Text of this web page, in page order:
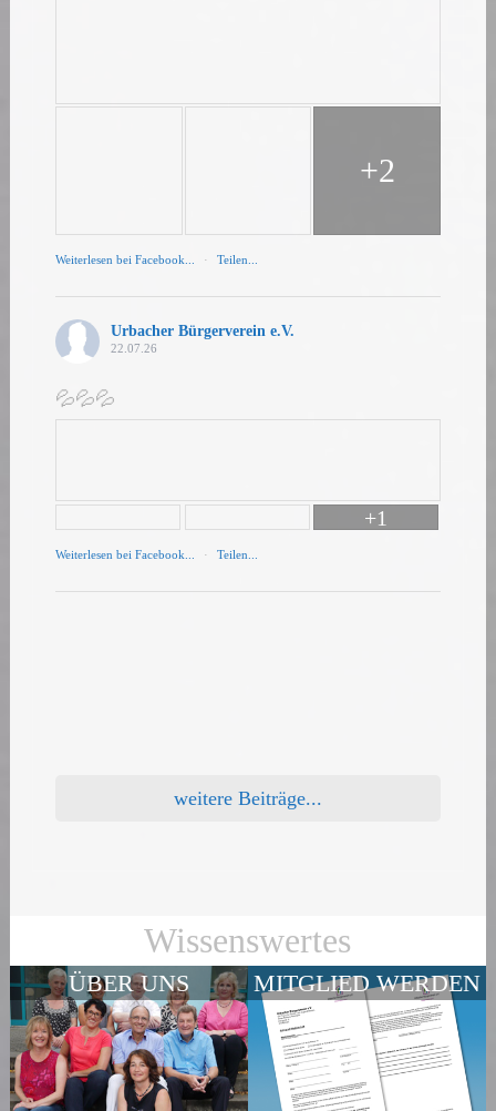
+2
Weiterlesen bei Facebook... · Teilen...
Urbacher Bürgerverein e.V.
22.07.26
💦💦💦
+1
Weiterlesen bei Facebook... · Teilen...
weitere Beiträge...
Wissenswertes
ÜBER UNS MITGLIED WERDEN